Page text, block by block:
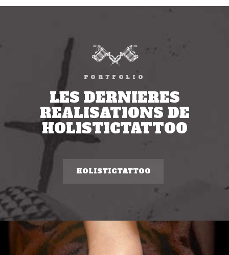
PORTFOLIO
LES DERNIERES
REALISATIONS DE
HOLISTICTATTOO
HOLISTICTATTOO